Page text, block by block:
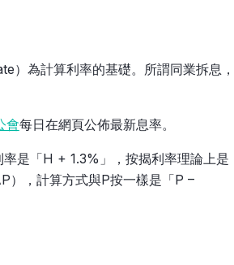
為計算利率的基礎。所謂同業拆息，
會每日在網頁公佈最新息率。
是「H + 1.3%」，按揭利率理論上是
），計算方式與P按一樣是「P –